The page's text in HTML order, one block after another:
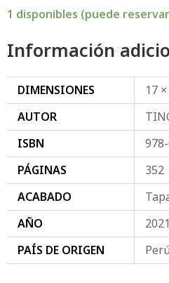
1 disponibles (puede
Información
DIMENSIONES
17
AUTOR
ISBN
PÁGINAS
352
ACABADO
AÑO
2021
PAÍS DE ORIGEN
Perú